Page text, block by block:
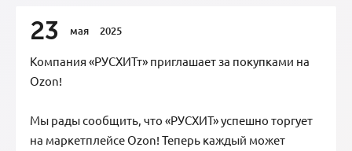
23 мая 2025
Компания «РУСХИТт» приглашает за покупками на
Ozon!
Мы рады сообщить, что «РУСХИТ» успешно торгует
на маркетплейсе Ozon! Теперь каждый может